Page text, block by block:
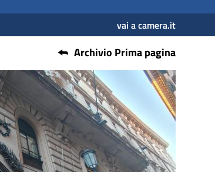
vai a camera.it
Archivio Prima pagina